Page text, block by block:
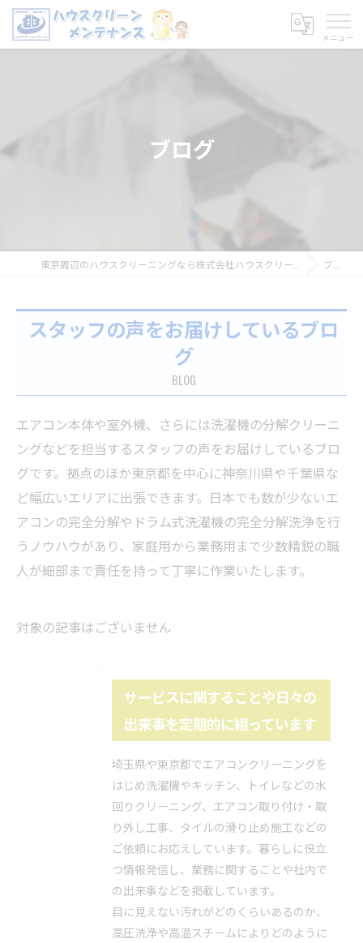
ブログ
ブログ
スタッフの声をお届けしているブロ
グ
BLOG
エアコン本体や室外機、さらには洗濯機の分解クリーニ
ングなどを担当するスタッフの声をお届けしているブロ
グです。拠点のほか東京都を中心に神奈川県や千葉県な
ど幅広いエリアに出張できます。日本でも数が少ないエ
アコンの完全分解やドラム式洗濯機の完全分解洗浄を行
うノウハウがあり、家庭用から業務用まで少数精鋭の職
人が細部まで責任を持って丁寧に作業いたします。
対象の記事はございません
サービスに関することや日々の
出来事を定期的に綴っています
埼玉県や東京都でエアコンクリーニングを
はじめ洗濯機やキッチン、トイレなどの水
回りクリーニング、エアコン取り付け・取
り外し工事、タイルの滑り止め施工などの
ご依頼にお応えしています。暮らしに役立
つ情報発信し、業務に関することや社内で
の出来事などを掲載しています。
目に見えない汚れがどのくらいあるのか、
高圧洗浄や高温スチームによりどのように